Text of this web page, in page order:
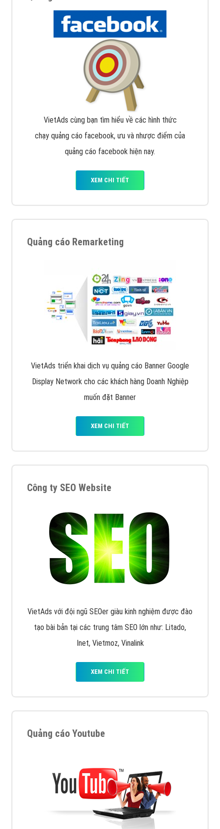
VietAds cùng bạn tìm hiểu về các hình thức
chạy quảng cáo facebook, ưu và nhược điểm của
quảng cáo facebook hiện nay.
XEM CHI TIẾT
Quảng cáo Remarketing
VietAds triển khai dịch vụ quảng cáo Banner Google
Display Network cho các khách hàng Doanh Nghiệp
muốn đặt Banner
XEM CHI TIẾT
Công ty SEO Website
VietAds với đội ngũ SEOer giàu kinh nghiệm được đào
tạo bài bản tại các trung tâm SEO lớn như: Litado,
Inet, Vietmoz, Vinalink
XEM CHI TIẾT
Quảng cáo Youtube